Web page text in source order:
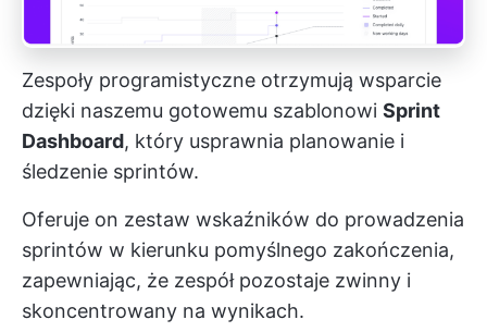
Zespoły programistyczne otrzymują wsparcie
dzięki naszemu gotowemu szablonowi Sprint
Dashboard, który usprawnia planowanie i
śledzenie sprintów.
Oferuje on zestaw wskaźników do prowadzenia
sprintów w kierunku pomyślnego zakończenia,
zapewniając, że zespół pozostaje zwinny i
skoncentrowany na wynikach.